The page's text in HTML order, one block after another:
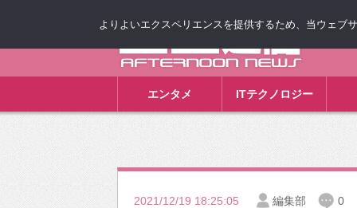
エンタメ ITテクノロジー
2021/12/19 18:25:05 編集部 0
よりよいエクスペリエンスを提供するため、当ウェ